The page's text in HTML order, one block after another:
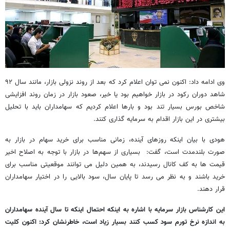
وی ادامه داد: اکنون نمی توان اعلام کرد که بعد از روند نزولی بازار، مانند سال ۹۲
شاهد دوران رکود در بازار خواهیم بود یا خیر، صعود بازار در زمان روند افزایشی
شاخص بورس بسیار تند بود و بارها اعلام کردیم که سهامداران باید با تحلیل
بیشتری در این بازار اقدام به سرمایه گذاری کنند.
هودی با بیان اینکه روزهای آینده، زمانی مناسب برای خرید سهام در بازار به
صورت بلندمدت است، گفت: بسیاری از سهم‌ها در بازار با توجه به اصلاح اخیر
قیمت ها به کف کانال رسیدند، به همین دلیل می توانند موقعیتی مناسب برای
خرید باشند و به نظر می رسد تا پایان سال، سود بالایی را در اختیار سهامداران
قرار دهند.
این کارشناس بازار سرمایه با اشاره به اینکه احتمال اینکه تا سال آینده سهامداران
به اندازه نرخ تورم سود کسب کنند بسیار زیاد است، خاطرنشان کرد: اکنون کلیت